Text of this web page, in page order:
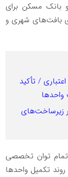
بانک مسکن برای
بافت‌های شهری و
/ تأکید
واحدها
زیرساخت‌های
توان تخصصی
تکمیل واحدها